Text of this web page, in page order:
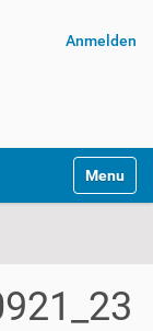
Anmelden